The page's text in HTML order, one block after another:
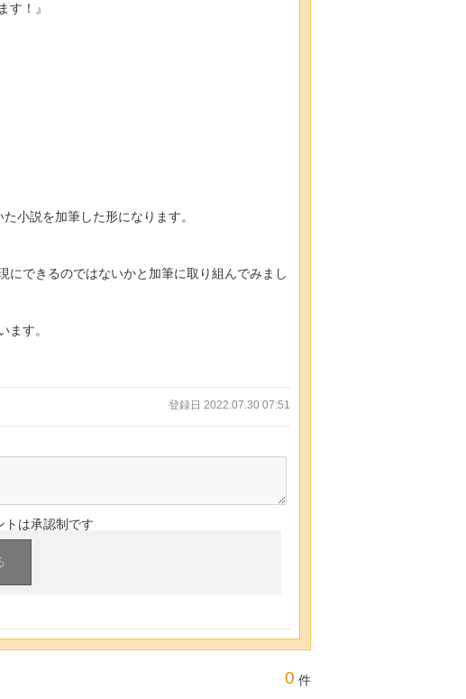
す！』
小説を加筆した形になります。
にできるのではないかと加筆に取り組んでみまし
ます。
登録日 2022.07.30 07:51
トは承認制です
0 件